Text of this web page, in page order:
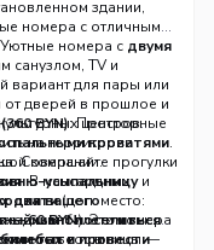
здании,
номера с отличным
номера с двумя
санузлом, TV и
вариант для пары или
BYN): Просторные
кроватями.
компании.
: В мансардных
(доп. место:
— 60 BYN). Эти номера
гостиницы —
от дверей в прошлое и
центров
на территории
Совершайте прогулки
усыпальницуи
билетом вы
бытеи, в
для вашего
шанс поселиться
и провести